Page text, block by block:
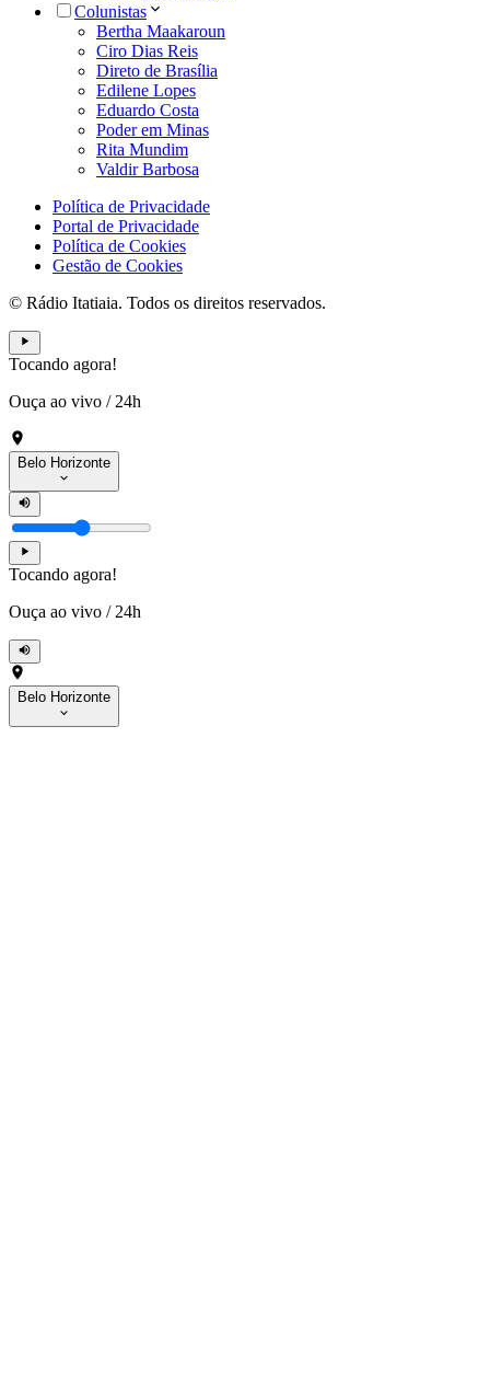
Colunistas
Bertha Maakaroun
Ciro Dias Reis
Direto de Brasília
Edilene Lopes
Eduardo Costa
Poder em Minas
Rita Mundim
Valdir Barbosa
Política de Privacidade
Portal de Privacidade
Política de Cookies
Gestão de Cookies
© Rádio Itatiaia. Todos os direitos reservados.
Tocando agora!
Ouça ao vivo / 24h
Belo Horizonte
Tocando agora!
Ouça ao vivo / 24h
Belo Horizonte